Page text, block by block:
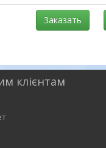
Заказать
клієнтам